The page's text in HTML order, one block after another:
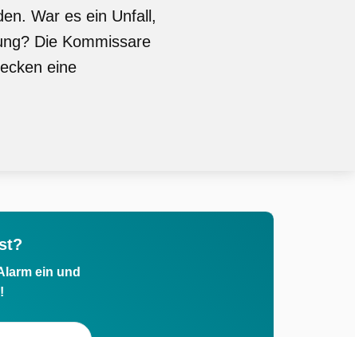
War es ein Unfall,
Die Kommissare
eine
ein und